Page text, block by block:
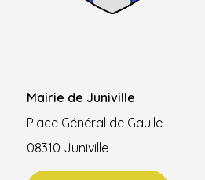
Mairie de Juniville
Place Général de Gaulle
08310 Juniville